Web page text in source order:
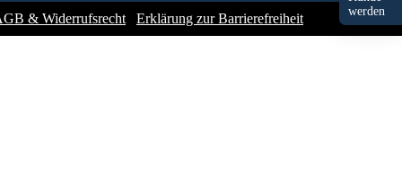
werden
& Widerrufsrecht Erklärung zur Barrierefreiheit